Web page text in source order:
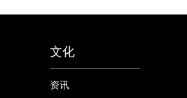
文化
资讯